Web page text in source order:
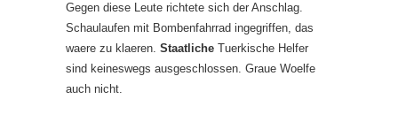
Gegen diese Leute richtete sich der Anschlag.
Schaulaufen mit Bombenfahrrad ingegriffen, das
waere zu klaeren. Staatliche Tuerkische Helfer
sind keineswegs ausgeschlossen. Graue Woelfe
auch nicht.